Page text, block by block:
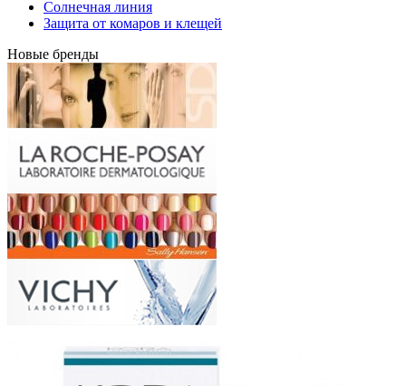
Солнечная линия
Защита от комаров и клещей
Новые бренды